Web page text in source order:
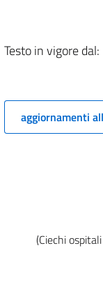
13
17
22
Testo in vigore dal:
aggiornamenti
(Ciechi